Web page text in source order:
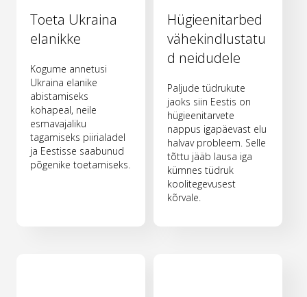
Toeta Ukraina
elanikke
Kogume annetusi
Ukraina elanike
abistamiseks
kohapeal, neile
esmavajaliku
tagamiseks piirialadel
ja Eestisse saabunud
põgenike toetamiseks.
Hügieenitarbed
vähekindlustatu
d neidudele
Paljude tüdrukute
jaoks siin Eestis on
hügieenitarvete
nappus igapäevast elu
halvav probleem. Selle
tõttu jääb lausa iga
kümnes tüdruk
koolitegevusest
kõrvale.